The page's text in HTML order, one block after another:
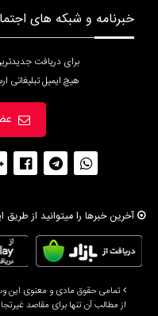
خبرنامه و شبکه های
برای دریافت
هیچ ایمیل تبلیغاتی
آخرین خبرها را میتوانید از
تمامی حقوق مادی و معنوی این
از مطالب آن تنها برای مقاصد